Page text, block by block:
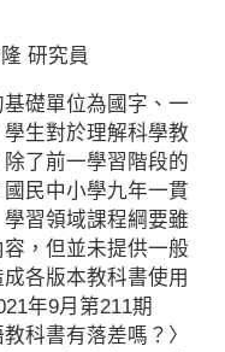
研究員
礎單位為國字、一
生對於理解科學教
了前一學習階段的
民中小學九年一貫
習領域課程綱要雖
，但並未提供一般
各版本教科書使用
年9月第211期
科書有落差嗎？〉